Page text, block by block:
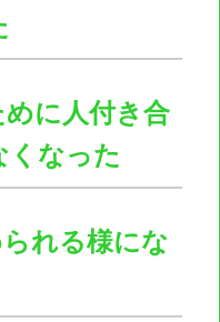
めに人付き合
くなった
られる様にな